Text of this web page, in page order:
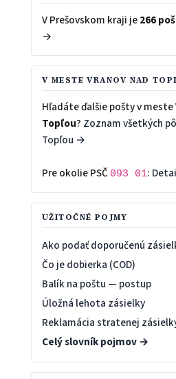
V Prešovskom kraji je266
→
V MESTE VRANOV NAD
Hľadáte ďalšie pošty v meste
Topľou? Zoznam všetkých
Topľou →
Pre okolie PSČ 093 01:
UŽITOČNÉ POJMY
Ako podať doporučenú
Čo je dobierka (COD)
Balík na poštu — postup
Úložná lehota zásielky
Reklamácia stratenej
Celý slovník pojmov →